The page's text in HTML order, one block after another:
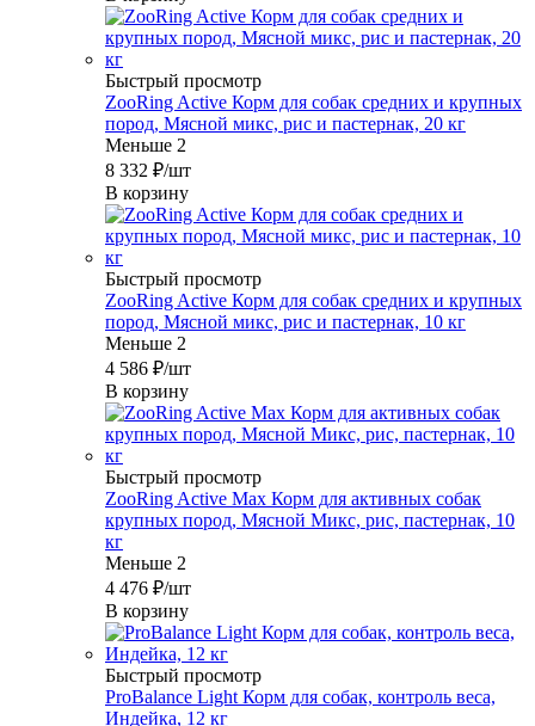
Быстрый просмотр
ZooRing Active Корм для собак средних и крупных
пород, Мясной микс, рис и пастернак, 20 кг
Меньше 2
8 332 ₽/шт
В корзину
Быстрый просмотр
ZooRing Active Корм для собак средних и крупных
пород, Мясной микс, рис и пастернак, 10 кг
Меньше 2
4 586 ₽/шт
В корзину
Быстрый просмотр
ZooRing Active Max Корм для активных собак
крупных пород, Мясной Микс, рис, пастернак, 10
кг
Меньше 2
4 476 ₽/шт
В корзину
Быстрый просмотр
ProBalance Light Корм для собак, контроль веса,
Индейка, 12 кг